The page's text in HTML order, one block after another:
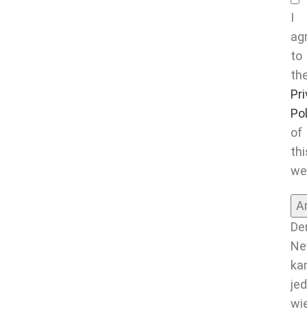
I
to
of